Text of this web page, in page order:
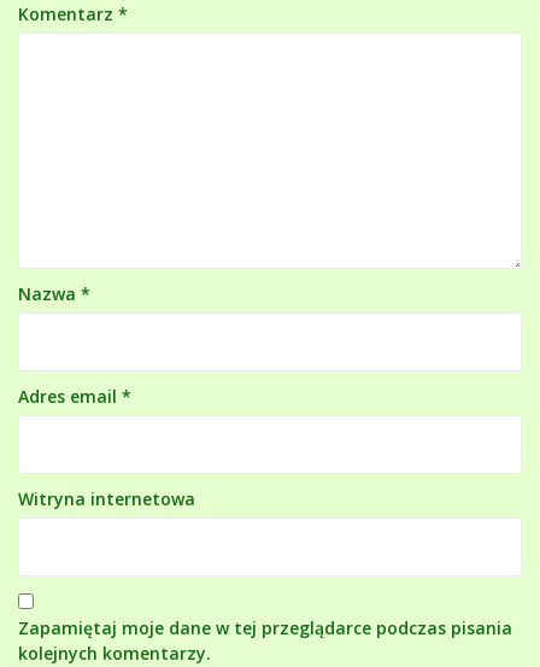
Komentarz *
Nazwa *
Adres email *
Witryna internetowa
Zapamiętaj moje dane w tej przeglądarce podczas pisania
kolejnych komentarzy.